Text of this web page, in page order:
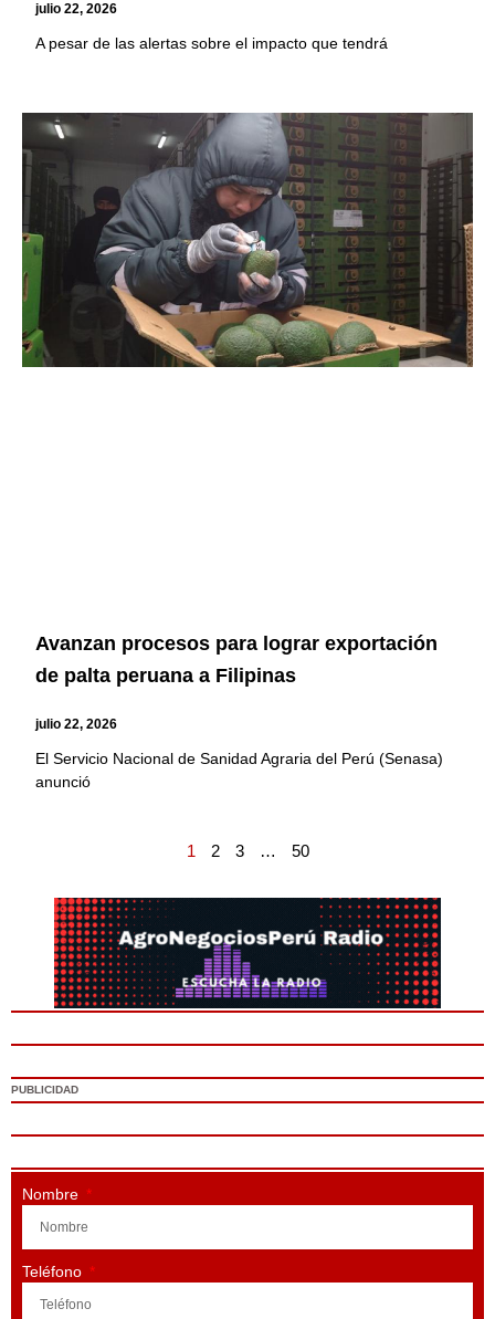
julio 22, 2026
A pesar de las alertas sobre el impacto que tendrá
Avanzan procesos para lograr exportación
de palta peruana a Filipinas
julio 22, 2026
El Servicio Nacional de Sanidad Agraria del Perú (Senasa)
anunció
1 2 3 … 50
PUBLICIDAD
Nombre
Teléfono